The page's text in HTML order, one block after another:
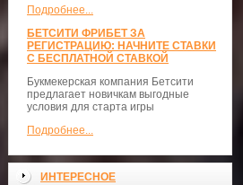
Подробнее...
БЕТСИТИ ФРИБЕТ ЗА
РЕГИСТРАЦИЮ: НАЧНИТЕ СТАВКИ
С БЕСПЛАТНОЙ СТАВКОЙ
Букмекерская компания Бетсити
предлагает новичкам выгодные
условия для старта игры
Подробнее...
ИНТЕРЕСНОЕ